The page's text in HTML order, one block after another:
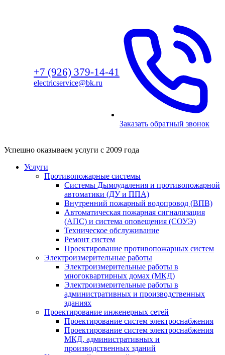
+7 (926) 379-14-41
electricservice@bk.ru
Заказать обратный звонок
Успешно оказываем услуги с 2009 года
Услуги
Противопожарные системы
Системы Дымоудаления и противопожарной
автоматики (ДУ и ППА)
Внутренний пожарный водопровод (ВПВ)
Автоматическая пожарная сигнализация
(АПС) и система оповещения (СОУЭ)
Техническое обслуживание
Ремонт систем
Проектирование противопожарных систем
Электроизмерительные работы
Электроизмерительные работы в
многоквартирных домах (МКД)
Электроизмерительные работы в
административных и производственных
зданиях
Проектирование инженерных сетей
Проектирование систем электроснабжения
Проектирование систем электроснабжения
МКД, административных и
производственных зданий